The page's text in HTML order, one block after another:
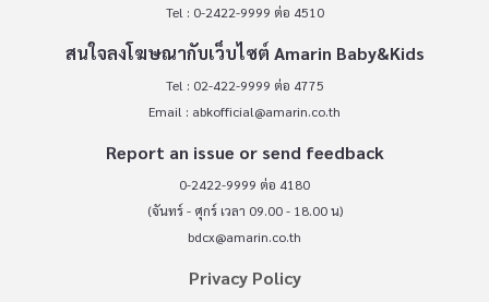
Tel : 0-2422-9999 ต่อ 4510
สนใจลงโฆษณากับเว็บไซต์ Amarin Baby&Kids
Tel : 02-422-9999 ต่อ 4775
Email : abkofficial@amarin.co.th
Report an issue or send feedback
0-2422-9999 ต่อ 4180
(จันทร์ - ศุกร์ เวลา 09.00 - 18.00 น)
bdcx@amarin.co.th
Privacy Policy